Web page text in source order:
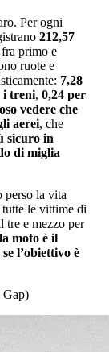
Per ogni
212,57
primo e
ruote e
7,28
i treni, 0,24 per
vedere che
aerei, che
sicuro in
di miglia
la vita
le vittime di
tre e mezzo per
moto è il
l’obiettivo è
Gap)